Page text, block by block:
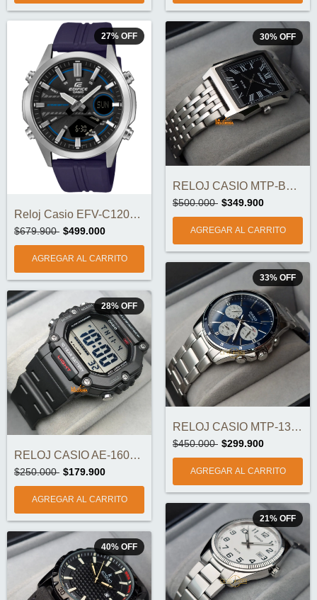
27% OFF
Reloj Casio EFV-C120P-1A2DF
$679.900 $499.000
30% OFF
RELOJ CASIO MTP-B190D-1BV ORIGINAL
$500.000 $349.900
28% OFF
RELOJ CASIO AE-1600H-1AVDF ORIGINAL
$250.000 $179.900
33% OFF
RELOJ CASIO MTP-1374D-2A3VDF ORIGINAL
$450.000 $299.900
40% OFF
21% OFF